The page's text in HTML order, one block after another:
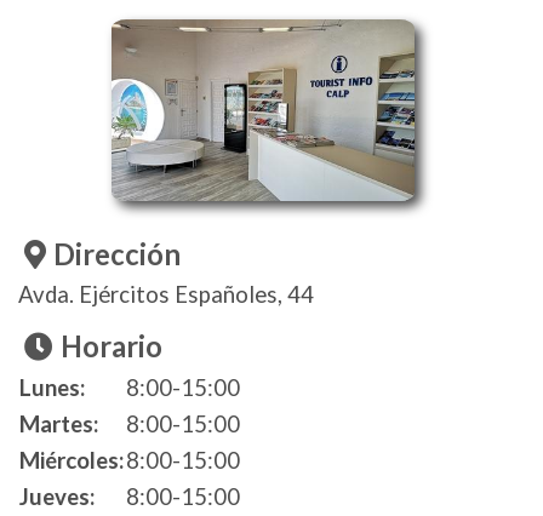
Dirección
Avda. Ejércitos Españoles, 44
Horario
Día
Time slot
Comentario
Lunes:
8:00-15:00
Martes:
8:00-15:00
Miércoles:8:00-15:00
Jueves:
8:00-15:00